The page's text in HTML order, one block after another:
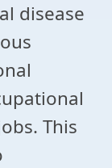
disease
This